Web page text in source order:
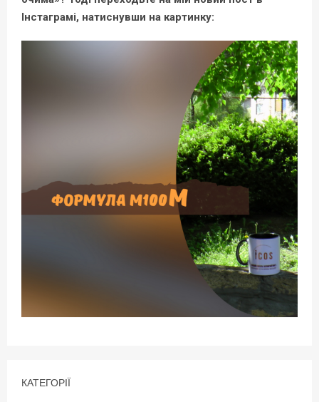
Інстаграмі, натиснувши на картинку:
КАТЕГОРІЇ